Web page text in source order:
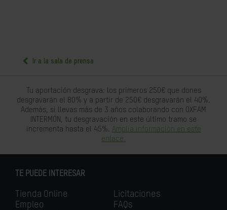
Ir a la sala de prensa
Tu aportación desgrava: los primeros 250€ que dones
desgravarán el 80% y a partir de 250€ desgravarán el 40%.
Además, si llevas más de 3 años colaborando con OXFAM
INTERMÓN, tu desgravación en este último tramo se
incrementa hasta el 45%. Amplia información en este
enlace.
TE PUEDE INTERESAR
Tienda Online
Empleo
Licitaciones
FAQs